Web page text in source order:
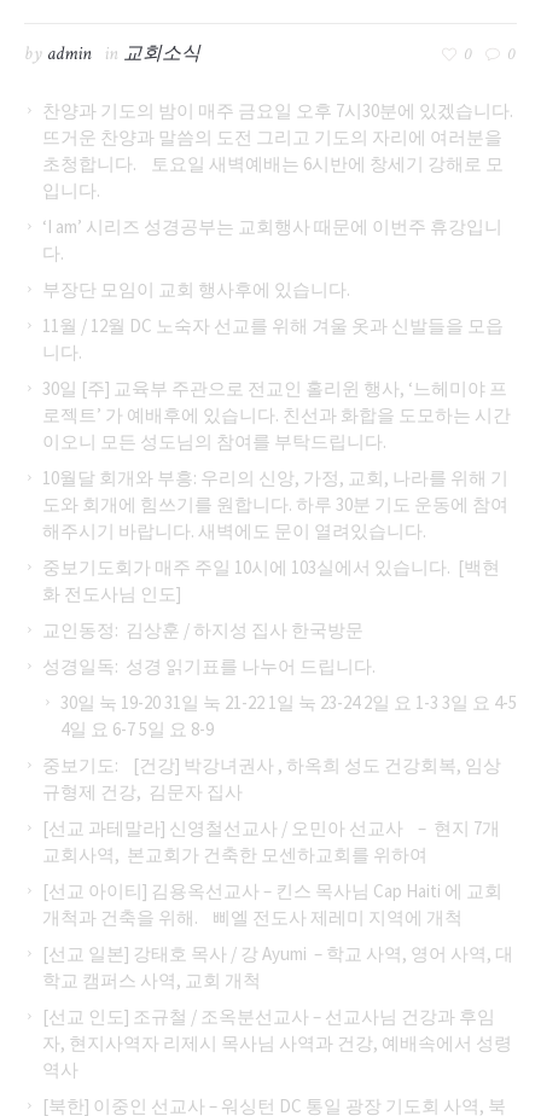
by admin in 교회소식 0 0
찬양과 기도의 밤이 매주 금요일 오후 7시30분에 있겠습니다.
뜨거운 찬양과 말씀의 도전 그리고 기도의 자리에 여러분을
초청합니다. 토요일 새벽예배는 6시반에 창세기 강해로 모
입니다.
‘I am’ 시리즈 성경공부는 교회행사 때문에 이번주 휴강입니
다.
부장단 모임이 교회 행사후에 있습니다.
11월 / 12월 DC 노숙자 선교를 위해 겨울 옷과 신발들을 모읍
니다.
30일 [주] 교육부 주관으로 전교인 홀리윈 행사, ‘느헤미야 프
로젝트’ 가 예배후에 있습니다. 친선과 화합을 도모하는 시간
이오니 모든 성도님의 참여를 부탁드립니다.
10월달 회개와 부흥: 우리의 신앙, 가정, 교회, 나라를 위해 기
도와 회개에 힘쓰기를 원합니다. 하루 30분 기도 운동에 참여
해주시기 바랍니다. 새벽에도 문이 열려있습니다.
중보기도회가 매주 주일 10시에 103실에서 있습니다. [백현
화 전도사님 인도]
교인동정: 김상훈 / 하지성 집사 한국방문
성경일독: 성경 읽기표를 나누어 드립니다.
30일 눅 19-20 31일 눅 21-22 1일 눅 23-24 2일 요 1-3 3일 요 4-5
4일 요 6-7 5일 요 8-9
중보기도: [건강] 박강녀권사 , 하옥희 성도 건강회복, 임상
규형제 건강, 김문자 집사
[선교 과테말라] 신영철선교사 / 오민아 선교사 – 현지 7개
교회사역, 본교회가 건축한 모센하교회를 위하여
[선교 아이티] 김용옥선교사 – 킨스 목사님 Cap Haiti 에 교회
개척과 건축을 위해. 삐엘 전도사 제레미 지역에 개척
[선교 일본] 강태호 목사 / 강 Ayumi – 학교 사역, 영어 사역, 대
학교 캠퍼스 사역, 교회 개척
[선교 인도] 조규철 / 조옥분선교사 – 선교사님 건강과 후임
자, 현지사역자 리제시 목사님 사역과 건강, 예배속에서 성령
역사
[북한] 이중인 선교사 – 워싱턴 DC 통일 광장 기도회 사역, 북